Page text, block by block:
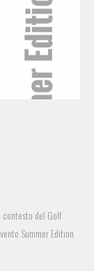
contesto del Golf
Summer Edition